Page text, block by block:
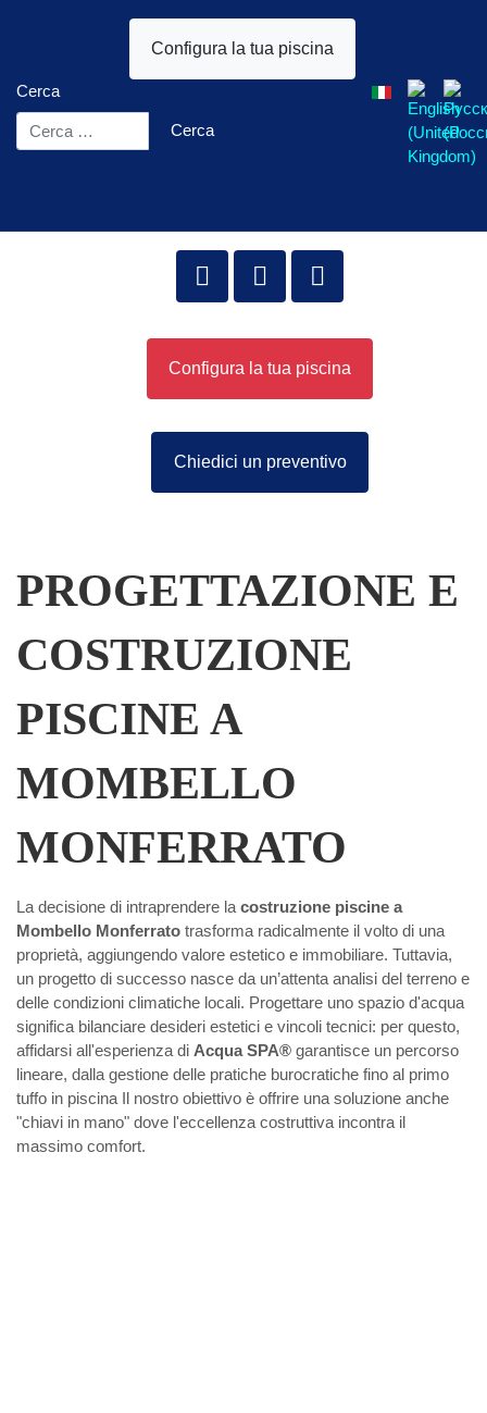
Configura la tua piscina
Cerca
Cerca
Seleziona la tua
Configura la tua piscina
Chiedici un preventivo
PROGETTAZIONE E
COSTRUZIONE
PISCINE A
MOMBELLO
MONFERRATO
La decisione di intraprendere la costruzione piscine a
Mombello Monferrato trasforma radicalmente il volto di una
proprietà, aggiungendo valore estetico e immobiliare. Tuttavia,
un progetto di successo nasce da un’attenta analisi del terreno e
delle condizioni climatiche locali. Progettare uno spazio d'acqua
significa bilanciare desideri estetici e vincoli tecnici: per questo,
affidarsi all'esperienza di Acqua SPA® garantisce un percorso
lineare, dalla gestione delle pratiche burocratiche fino al primo
tuffo in piscina Il nostro obiettivo è offrire una soluzione anche
"chiavi in mano" dove l'eccellenza costruttiva incontra il
massimo comfort.